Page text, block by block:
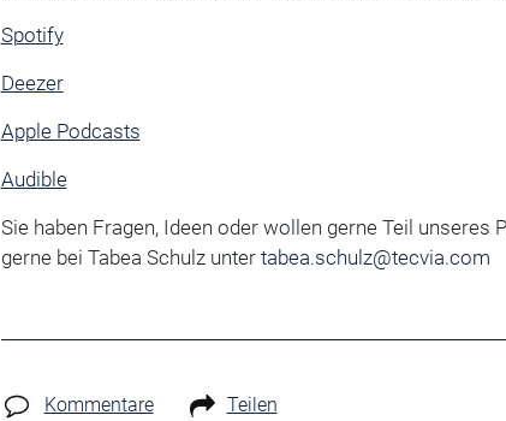
Spotify
Deezer
Apple Podcasts
Audible
Sie haben Fragen, Ideen oder wollen gerne Teil unseres
gerne bei Tabea Schulz unter tabea.schulz@tecvia.com
Kommentare Teilen